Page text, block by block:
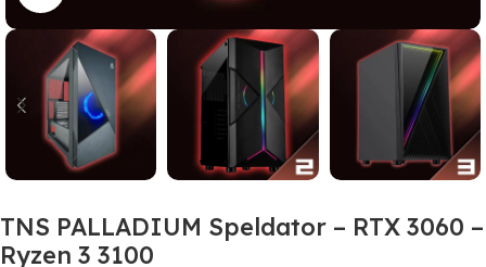
TNS PALLADIUM Speldator – RTX 3060 –
Ryzen 3 3100